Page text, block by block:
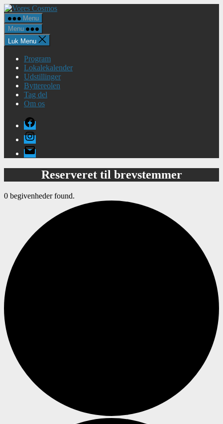
Spring
til
indholdet
Vores
Menu
Menu
Luk Menu
Program
Lokalekalender
Udstillinger
Byttereolen
Tag del
Om os
Facebook
Instagram
E-
mail
Reserveret til brevstemmer
0 begivenheder found.